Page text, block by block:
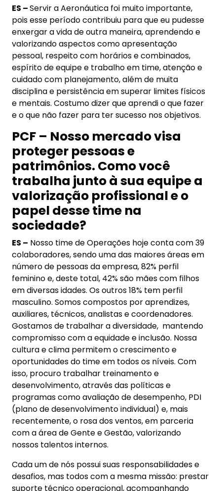
ES –Servir a Aeronáutica foi muito importante,
pois esse período contribuiu para que eu pudesse
enxergar a vida de outra maneira, aprendendo e
valorizando aspectos como apresentação
pessoal, respeito com horários e combinados,
espírito de equipe e trabalho em time, atenção e
cuidado com planejamento, além de muita
disciplina e persistência em superar limites físicos
e mentais. Costumo dizer que aprendi o que fazer
e o que não fazer para ter sucesso nos objetivos.
PCF – Nosso mercado visa
proteger pessoas e
patrimônios. Como você
trabalha junto à sua equipe a
valorização profissional e o
papel desse time na
sociedade?
ES – Nosso time de Operações hoje conta com 39
colaboradores, sendo uma das maiores áreas em
número de pessoas da empresa, 82% perfil
feminino e, deste total, 42% são mães com filhos
em diversas idades. Os outros 18% tem perfil
masculino. Somos compostos por aprendizes,
auxiliares, técnicos, analistas e coordenadores.
Gostamos de trabalhar a diversidade, mantendo
compromisso com a equidade e inclusão. Nossa
cultura e clima permitem o crescimento e
oportunidades do time em todos os níveis. Com
isso, procuro trabalhar treinamento e
desenvolvimento, através das políticas e
programas como avaliação de desempenho, PDI
(plano de desenvolvimento individual) e, mais
recentemente, o rosa dos ventos, em parceria
com a área de Gente e Gestão, valorizando
nossos talentos internos.
Cada um de nós possui suas responsabilidades e
desafios, mas todos com a mesma missão: prestar
suporte técnico operacional, acompanhando